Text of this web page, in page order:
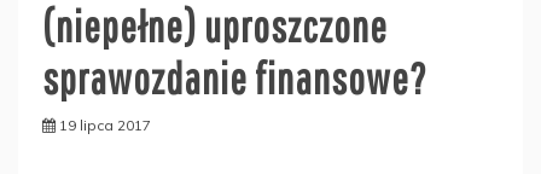
(niepełne) uproszczone
sprawozdanie finansowe?
19 lipca 2017